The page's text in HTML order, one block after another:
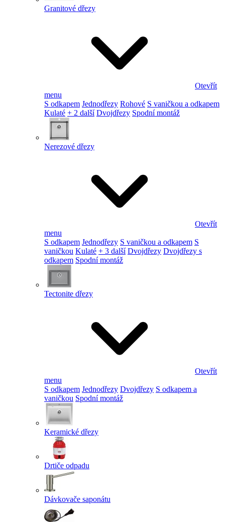
Granitové dřezy
Otevřít
menu
S odkapem Jednodřezy Rohové S vaničkou a odkapem
Kulaté + 2 další Dvojdřezy Spodní montáž
Nerezové dřezy
Otevřít
menu
S odkapem Jednodřezy S vaničkou a odkapem S
vaničkou Kulaté + 3 další Dvojdřezy Dvojdřezy s
odkapem Spodní montáž
Tectonite dřezy
Otevřít
menu
S odkapem Jednodřezy Dvojdřezy S odkapem a
vaničkou Spodní montáž
Keramické dřezy
Drtiče odpadu
Dávkovače saponátu